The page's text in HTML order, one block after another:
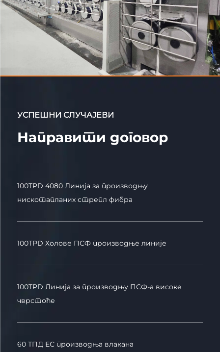
УСПЕШНИ СЛУЧАЈЕВИ
Направити договор
100TPD 4080 Линија за производњу
нискотапланих стрепл фибра
100TPD Холове ПСФ производње линије
100TPD Линија за производњу ПСФ-а високе
чврстоће
60 ТПД ЕС производња влакана